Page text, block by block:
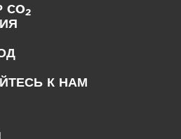
2
К НАМ